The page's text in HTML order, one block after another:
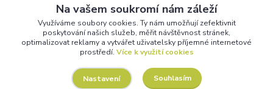
Upravit sběr cookies.
Na vašem soukromí nám záleží
Využíváme soubory cookies. Ty nám umožňují zefektivnit
poskytování našich služeb, měřit návštěvnost stránek,
optimalizovat reklamy a vytvářet uživatelsky příjemné internetové
prostředí. Více k využití cookies
Nastavení Souhlasím